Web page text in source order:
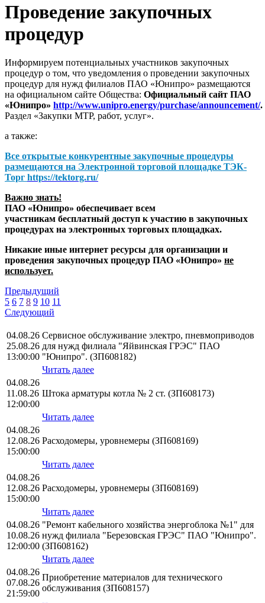
Проведение закупочных
процедур
Информируем потенциальных участников закупочных
процедур о том, что уведомления о проведении закупочных
процедур для нужд филиалов ПАО «Юнипро» размещаются
на официальном сайте Общества: Официальный сайт ПАО
«Юнипро» http://www.unipro.energy/purchase/announcement/.
Раздел «Закупки МТР, работ, услуг».
а также:
Все открытые конкурентные закупочные процедуры
размещаются на Электронной торговой площадке ТЭК-
Торг https://tektorg.ru/
Важно знать!
ПАО «Юнипро» обеспечивает всем
участникам бесплатный доступ к участию в закупочных
процедурах на электронных торговых площадках.
Никакие иные интернет ресурсы для организации и
проведения закупочных процедур ПАО «Юнипро» не
использует.
Предыдущий
5 6 7 8 9 10 11
Следующий
04.08.26
25.08.26
13:00:00
Сервисное обслуживание электро, пневмоприводов
для нужд филиала "Яйвинская ГРЭС" ПАО
"Юнипро". (ЗП608182)
Читать далее
04.08.26
11.08.26
12:00:00
Штока арматуры котла № 2 ст. (ЗП608173)
Читать далее
04.08.26
12.08.26
15:00:00
Расходомеры, уровнемеры (ЗП608169)
Читать далее
04.08.26
12.08.26
15:00:00
Расходомеры, уровнемеры (ЗП608169)
Читать далее
04.08.26
10.08.26
12:00:00
"Ремонт кабельного хозяйства энергоблока №1" для
нужд филиала "Березовская ГРЭС" ПАО "Юнипро".
(ЗП608162)
Читать далее
04.08.26
07.08.26
21:59:00
Приобретение материалов для технического
обслуживания (ЗП608157)